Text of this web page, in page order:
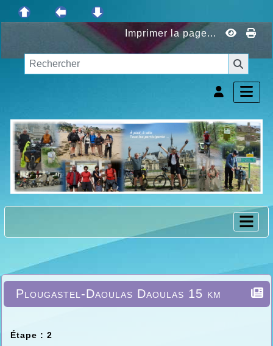
Imprimer la page...
Plougastel-Daoulas Daoulas 15 km
Étape : 2